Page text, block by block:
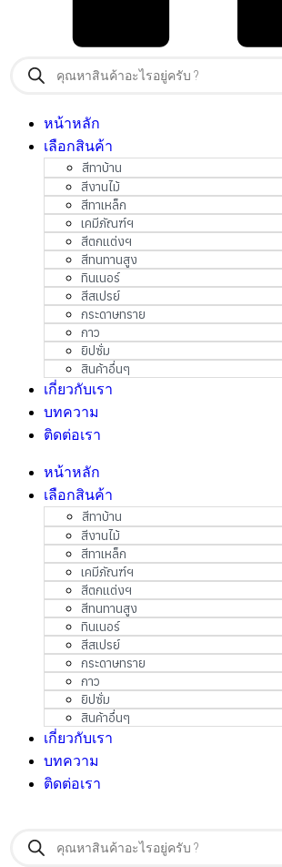
search
หน้าหลัก
เลือกสินค้า
สีทาบ้าน
สีงานไม้
สีทาเหล็ก
เคมีภัณฑ์ฯ
สีตกแต่งฯ
สีทนทานสูง
ทินเนอร์
สีสเปรย์
กระดาษทราย
กาว
ยิปซั่ม
สินค้าอื่นๆ
เกี่ยวกับเรา
บทความ
ติดต่อเรา
หน้าหลัก
เลือกสินค้า
สีทาบ้าน
สีงานไม้
สีทาเหล็ก
เคมีภัณฑ์ฯ
สีตกแต่งฯ
สีทนทานสูง
ทินเนอร์
สีสเปรย์
กระดาษทราย
กาว
ยิปซั่ม
สินค้าอื่นๆ
เกี่ยวกับเรา
บทความ
ติดต่อเรา
search